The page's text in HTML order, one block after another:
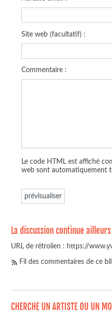
Site web (facultatif) :
Commentaire :
Le code HTML est affiché
web sont automatiquement
La discussion continue ailleurs
URL de rétrolien : https://
Fil des commentaires de ce
CHERCHE UN ARTISTE OU UN